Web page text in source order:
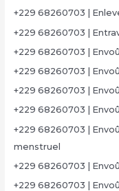
+229 68260703 |
+229 68260703 |
+229 68260703 |
+229 68260703 |
+229 68260703 |
+229 68260703 |
+229 68260703 |
menstruel
+229 68260703 |
+229 68260703 |